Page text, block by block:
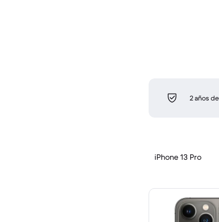
2 años
iPhone 13 Pro